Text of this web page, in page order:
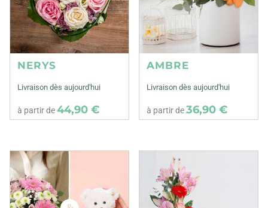
NERYS
Livraison dès aujourd'hui
à partir de44,90 €
AMBRE
Livraison dès aujourd'hui
à partir de36,90 €